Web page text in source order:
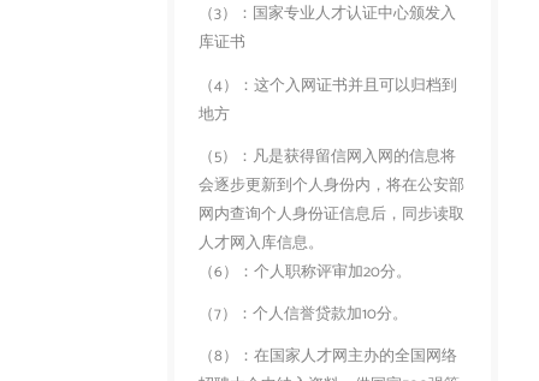
（3）：国家专业人才认证中心颁发入
库证书
（4）：这个入网证书并且可以归档到
地方
（5）：凡是获得留信网入网的信息将
会逐步更新到个人身份内，将在公安部
网内查询个人身份证信息后，同步读取
人才网入库信息。
（6）：个人职称评审加20分。
（7）：个人信誉贷款加10分。
（8）：在国家人才网主办的全国网络